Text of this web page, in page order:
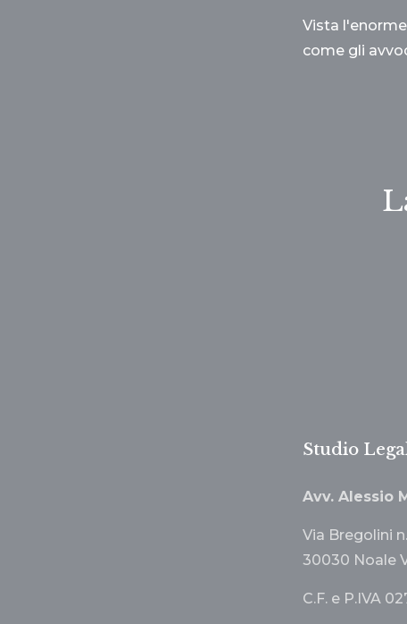
Vista
come gli
Studio
Avv. Alessio
Via Bregolini
30030 Noale
C.F. e P.IVA